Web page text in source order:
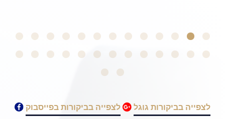
לצפייה בביקורות גוגל לצפייה בביקורות בפייסבוק